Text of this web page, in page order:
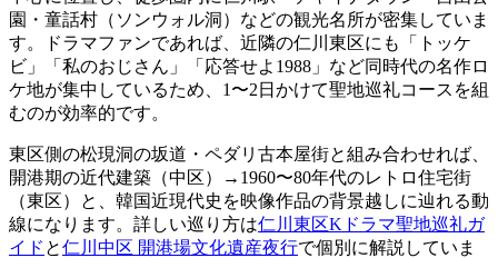
園・童話村（ソンウォル洞）などの観光名所が密集していま
す。ドラマファンであれば、近隣の仁川東区にも「トッケ
ビ」「私のおじさん」「応答せよ1988」など同時代の名作ロ
ケ地が集中しているため、1〜2日かけて聖地巡礼コースを組
むのが効率的です。
東区側の松現洞の坂道・ペダリ古本屋街と組み合わせれば、
開港期の近代建築（中区）→1960〜80年代のレトロ住宅街
（東区）と、韓国近現代史を映像作品の背景越しに辿れる動
線になります。詳しい巡り方は仁川東区Kドラマ聖地巡礼ガ
イド と仁川中区 開港場文化遺産夜行で個別に解説していま